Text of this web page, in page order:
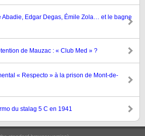
Abadie, Edgar Degas, Émile Zola… et le bagne
de Mauzac : « Club Med » ?
« Respecto » à la prison de Mont-de-
du stalag 5 C en 1941